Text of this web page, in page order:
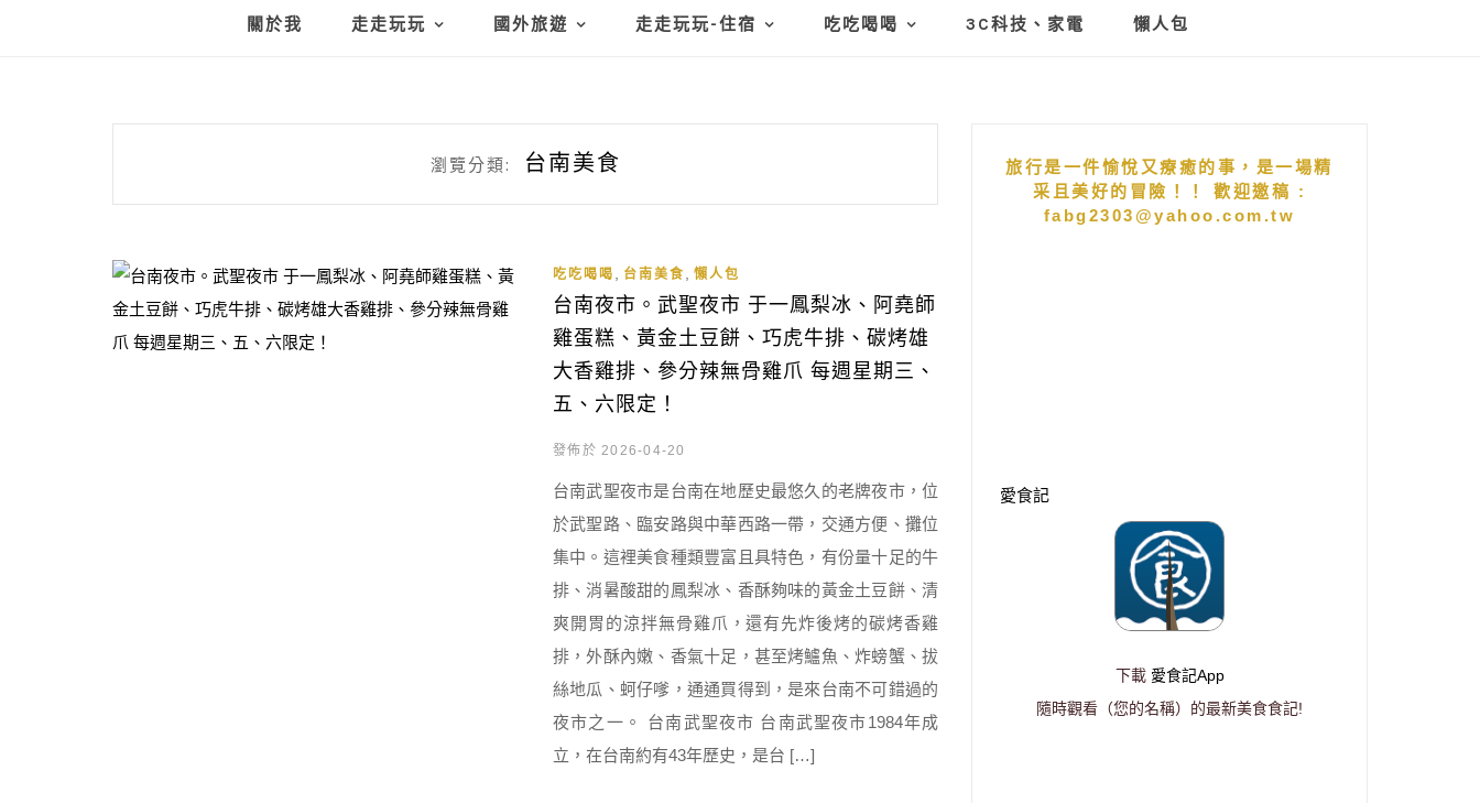
關於我 走走玩玩 國外旅遊 走走玩玩-住宿 吃吃喝喝 3C科技、家電 懶人包
瀏覽分類: 台南美食
吃吃喝喝 台南美食 懶人包
台南夜市。武聖夜市 于一鳳梨冰、阿堯師
雞蛋糕、黃金土豆餅、巧虎牛排、碳烤雄
大香雞排、參分辣無骨雞爪 每週星期三、
五、六限定！
發佈於 2026-04-20
台南武聖夜市是台南在地歷史最悠久的老牌夜市，位
於武聖路、臨安路與中華西路一帶，交通方便、攤位
集中。這裡美食種類豐富且具特色，有份量十足的牛
排、消暑酸甜的鳳梨冰、香酥夠味的黃金土豆餅、清
爽開胃的涼拌無骨雞爪，還有先炸後烤的碳烤香雞
排，外酥內嫩、香氣十足，甚至烤鱸魚、炸螃蟹、拔
絲地瓜、蚵仔嗲，通通買得到，是來台南不可錯過的
夜市之一。 台南武聖夜市 台南武聖夜市1984年成
立，在台南約有43年歷史，是台 […]
旅行是一件愉悅又療癒的事，是一場精
采且美好的冒險！！ 歡迎邀稿 :
fabg2303@yahoo.com.tw
愛食記
下載 愛食記App
隨時觀看（您的名稱）的最新美食食記!